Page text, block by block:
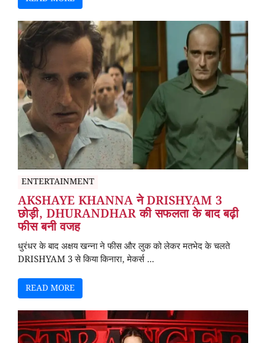
ENTERTAINMENT
AKSHAYE KHANNA ने DRISHYAM 3
छोड़ी, DHURANDHAR की सफलता के बाद बढ़ी
फीस बनी वजह
धुरंधर के बाद अक्षय खन्ना ने फीस और लुक को लेकर मतभेद के चलते
DRISHYAM 3 से किया किनारा, मेकर्स ...
READ MORE